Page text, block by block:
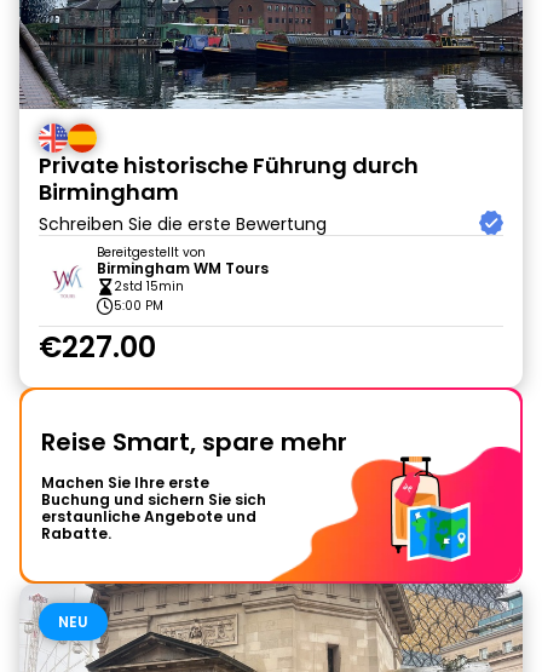
Private historische Führung durch
Birmingham
Schreiben Sie die erste Bewertung
Bereitgestellt von
Birmingham WM Tours
2std 15min
5:00 PM
€227.00
Reise Smart, spare mehr
Machen Sie Ihre erste
Buchung und sichern Sie sich
erstaunliche Angebote und
Rabatte.
NEU